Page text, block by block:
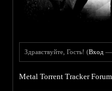
Здравствуйте, Гость! (Вход
Metal Torrent Tracker Forum